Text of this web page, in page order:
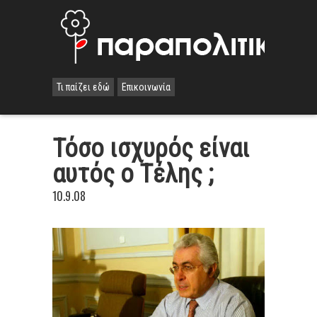
Τι παίζει εδώ Επικοινωνία
Τόσο ισχυρός είναι
αυτός ο Τέλης ;
10.9.08